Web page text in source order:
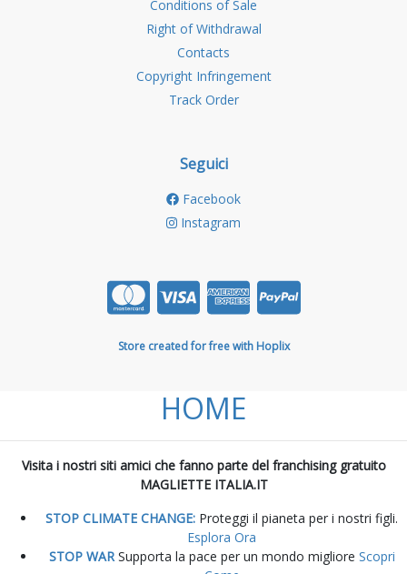
Conditions of Sale
Right of Withdrawal
Contacts
Copyright Infringement
Track Order
Seguici
Facebook
Instagram
Store created for free with Hoplix
HOME
Visita i nostri siti amici che fanno parte del franchising gratuito
MAGLIETTE ITALIA.IT
STOP CLIMATE CHANGE: Proteggi il pianeta per i nostri figli.
Esplora Ora
STOP WARSupporta la pace per un mondo migliore Scopri